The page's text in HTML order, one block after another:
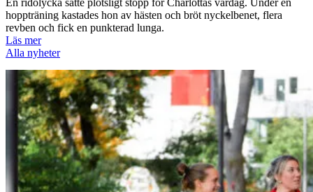
En ridolycka satte plötsligt stopp för Charlottas vardag. Under en
hoppträning kastades hon av hästen och bröt nyckelbenet, flera
revben och fick en punkterad lunga.
Läs mer
Alla nyheter